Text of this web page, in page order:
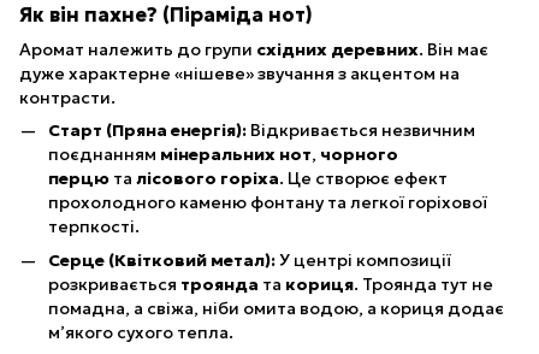
Як він пахне? (Піраміда нот)
Аромат належить до групи східних деревних. Він має
дуже характерне «нішеве» звучання з акцентом на
контрасти.
Старт (Пряна енергія): Відкривається незвичним
поєднанням мінеральних нот, чорного
перцю та лісового горіха. Це створює ефект
прохолодного каменю фонтану та легкої горіхової
терпкості.
Серце (Квітковий метал):У центрі композиції
розкривається троянда та кориця. Троянда тут не
помадна, а свіжа, ніби омита водою, а кориця додає
м’якого сухого тепла.